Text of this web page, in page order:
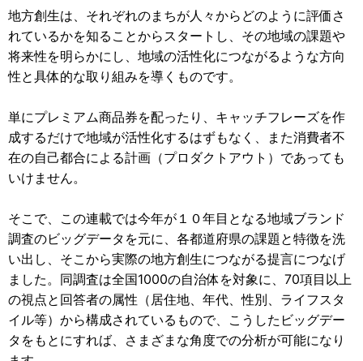
地方創生は、それぞれのまちが人々からどのように評価さ
れているかを知ることからスタートし、その地域の課題や
将来性を明らかにし、地域の活性化につながるような方向
性と具体的な取り組みを導くものです。
単にプレミアム商品券を配ったり、キャッチフレーズを作
成するだけで地域が活性化するはずもなく、また消費者不
在の自己都合による計画（プロダクトアウト）であっても
いけません。
そこで、この連載では今年が１０年目となる地域ブランド
調査のビッグデータを元に、各都道府県の課題と特徴を洗
い出し、そこから実際の地方創生につながる提言につなげ
ました。同調査は全国1000の自治体を対象に、70項目以上
の視点と回答者の属性（居住地、年代、性別、ライフスタ
イル等）から構成されているもので、こうしたビッグデー
タをもとにすれば、さまざまな角度での分析が可能になり